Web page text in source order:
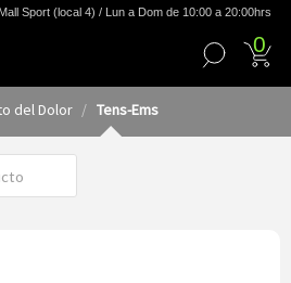
Mall Sport (local 4) / Lun a Dom de 10:00 a 20:00hrs
0
del Dolor Tens-Ems